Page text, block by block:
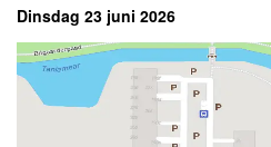
Dinsdag 23 juni 2026